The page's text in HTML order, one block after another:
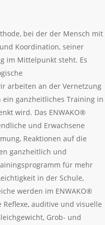
bei der der Mensch mit
Koordination, seiner
im Mittelpunkt steht. Es
arbeiten an der Vernetzung
ganzheitliches Training in
wird. Das ENWAKO®
und Erwachsene
Reaktionen auf die
ganzheitlich und
für mehr
in der Schule,
werden im ENWAKO®
auditive und visuelle
Grob- und